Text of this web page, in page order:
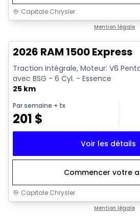
Capitale Chrysler
Mention légale
2026 RAM 1500 Express
Traction intégrale, Moteur: V6
avec BSG - 6 Cyl. - Essence
25 km
Par semaine + tx
201 $
Voir les détails
Commencer votre
Capitale Chrysler
Mention légale